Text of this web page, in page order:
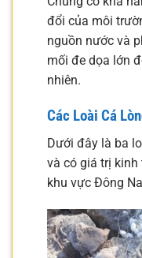
đổi của môi
nguồn nước và
mối đe dọa lớn
nhiên.
Các Loài Cá
Dưới đây là ba
và có giá trị kinh
khu vực Đông